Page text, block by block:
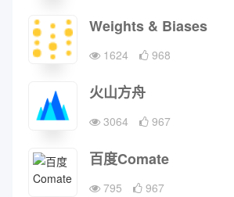
Weights & Biases
1624 968
火山方舟
3064 967
百度Comate
795 967